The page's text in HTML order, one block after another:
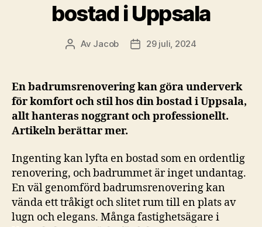
bostad i Uppsala
Inläggsförfattare
Av Jacob Inläggsdatum
29 juli, 2024
En badrumsrenovering kan göra underverk
för komfort och stil hos din bostad i Uppsala,
allt hanteras noggrant och professionellt.
Artikeln berättar mer.
Ingenting kan lyfta en bostad som en ordentlig
renovering, och badrummet är inget undantag.
En väl genomförd badrumsrenovering kan
vända ett tråkigt och slitet rum till en plats av
lugn och elegans. Många fastighetsägare i